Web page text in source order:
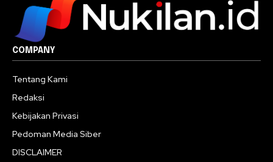
COMPANY
Tentang Kami
Redaksi
Kebijakan Privasi
Pedoman Media Siber
DISCLAIMER